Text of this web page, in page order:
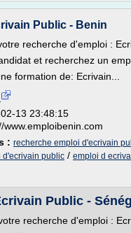
Public - Benin
recherche d'emploi :
et recherchez un
formation de: Ecrivain...
13 23:48:15
www.emploibenin.com
: recherche emploi d'ecrivain
d'ecrivain public / emploi d
Public -
recherche d'emploi :